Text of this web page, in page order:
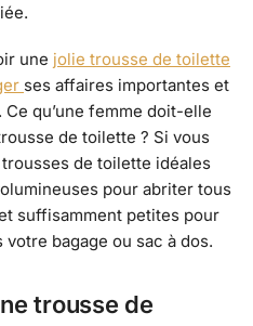
une jolie trousse de toilette
ses affaires importantes et
qu’une femme doit-elle
de toilette ? Si vous
de toilette idéales
pour abriter tous
suffisamment petites pour
bagage ou sac à dos.
trousse de